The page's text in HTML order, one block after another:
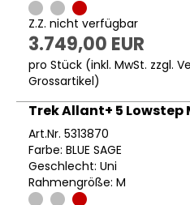
Z.Z. nicht verfügbar
3.749,00 EUR
pro Stück (inkl. MwSt. zzgl.
Grossartikel)
Trek Allant+ 5 Lowstep
Art.Nr. 5313870
Farbe: BLUE SAGE
Geschlecht: Uni
Rahmengröße: M